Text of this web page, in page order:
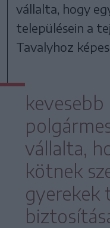
vállalta, hogy
településein a
Tavalyhoz
vállalta,
kötnek
gyerekek